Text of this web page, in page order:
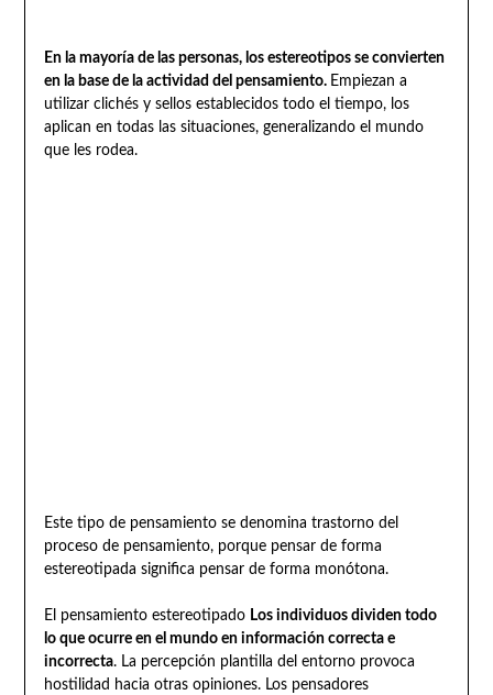
En la mayoría de las personas, los estereotipos se convierten
en la base de la actividad del pensamiento. Empiezan a
utilizar clichés y sellos establecidos todo el tiempo, los
aplican en todas las situaciones, generalizando el mundo
que les rodea.
Este tipo de pensamiento se denomina trastorno del
proceso de pensamiento, porque pensar de forma
estereotipada significa pensar de forma monótona.
El pensamiento estereotipado Los individuos dividen todo
lo que ocurre en el mundo en información correcta e
incorrecta. La percepción plantilla del entorno provoca
hostilidad hacia otras opiniones. Los pensadores